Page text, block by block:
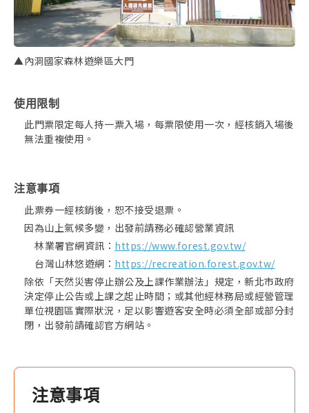
▲內洞國家森林遊樂區大門
使用限制
此門票限定每人持一票入場，每票限使用一次，經核銷入場後
無法重複使用。
注意事項
此票券一經核銷後，恕不接受退票。
因為山上氣候多變，出發前請務必確認營業資訊
林業署官網資訊： https://www.forest.gov.tw/
台灣山林悠遊網： https://recreation.forest.gov.tw/
除依「天然災害停止辦公及上課作業辦法」規定，新北市政府
決定停止公告或上課之起止時間；或其他經林務局或經營管理
單位視園區實際狀況，足以影響遊客安全時必須全部或部分封
閉，出發前請確認官方網站。
注意事項